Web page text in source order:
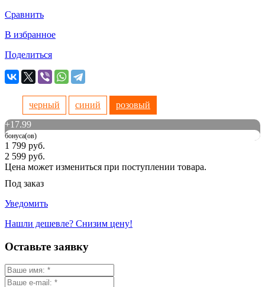
Сравнить
В избранное
Поделиться
черный синий
розовый
+17.99
бонуса(ов)
1 799 руб.
2 599 руб.
Цена может измениться при поступлении товара.
Под заказ
Уведомить
Нашли дешевле? Снизим цену!
Оставьте заявку